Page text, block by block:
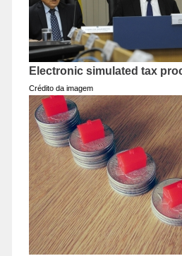
Electronic simulated tax
Crédito da imagem